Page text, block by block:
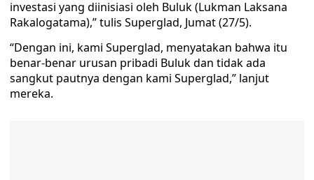
investasi yang diinisiasi oleh Buluk (Lukman Laksana
Rakalogatama),” tulis Superglad, Jumat (27/5).
“Dengan ini, kami Superglad, menyatakan bahwa itu
benar-benar urusan pribadi Buluk dan tidak ada
sangkut pautnya dengan kami Superglad,” lanjut
mereka.